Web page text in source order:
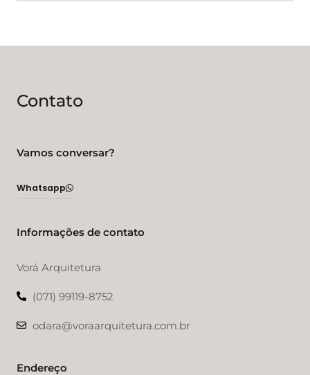
Contato
Vamos conversar?
Whatsapp
Informações de contato
Vorá Arquitetura
(071) 99119-8752
odara@voraarquitetura.com.br
Endereço